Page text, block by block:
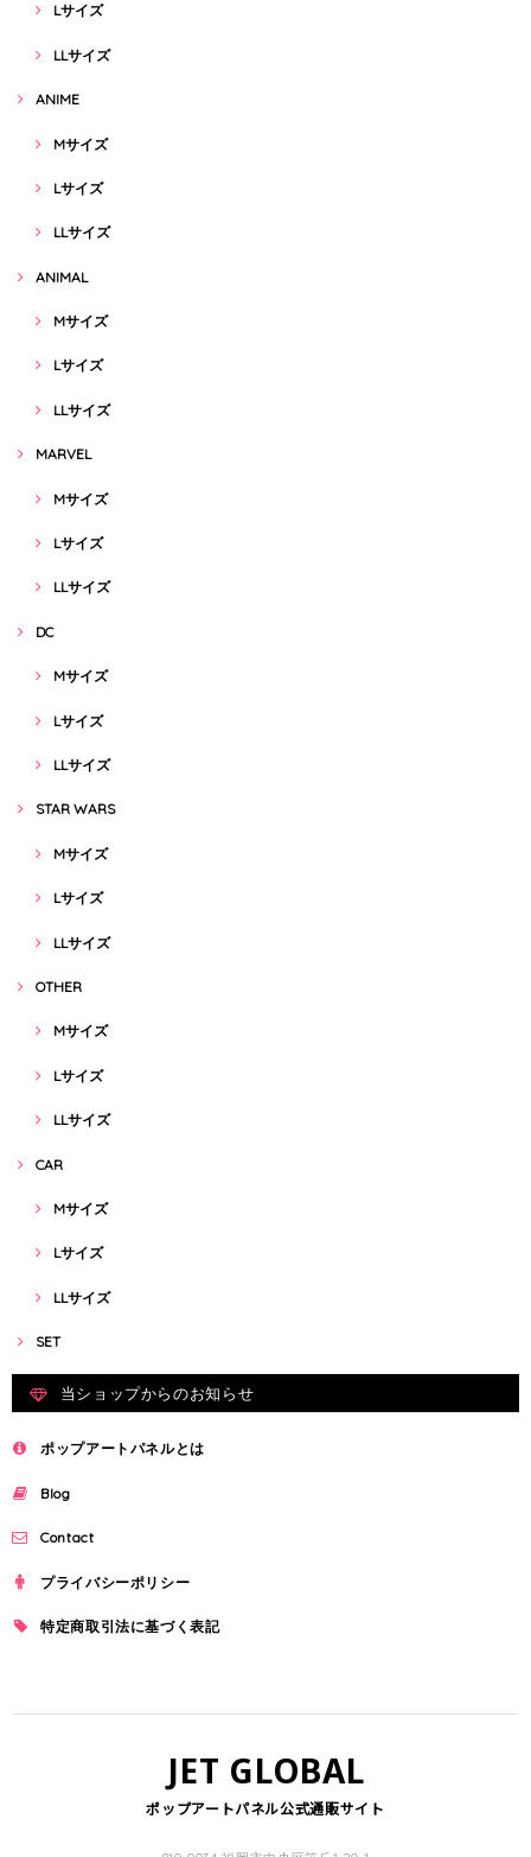
Lサイズ
LLサイズ
ANIME
Mサイズ
Lサイズ
LLサイズ
ANIMAL
Mサイズ
Lサイズ
LLサイズ
MARVEL
Mサイズ
Lサイズ
LLサイズ
DC
Mサイズ
Lサイズ
LLサイズ
STAR WARS
Mサイズ
Lサイズ
LLサイズ
OTHER
Mサイズ
Lサイズ
LLサイズ
CAR
Mサイズ
Lサイズ
LLサイズ
SET
当ショップからのお知らせ
ポップアートパネルとは
Blog
Contact
プライバシーポリシー
特定商取引法に基づく表記
JET GLOBAL
ポップアートパネル公式通販サイト